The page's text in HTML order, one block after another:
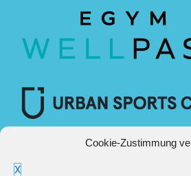
Cookie-Zustimmung
X